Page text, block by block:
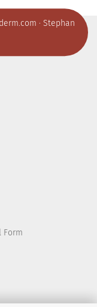
· Stephan
Form